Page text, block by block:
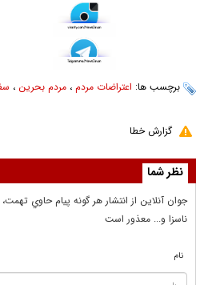
برچسب ها: اعتراضات مردم ، مردم بحرین ،
گزارش خطا
نظر شما
جوان آنلاين از انتشار هر گونه پيام حاوي
ناسزا و... معذور است
نام